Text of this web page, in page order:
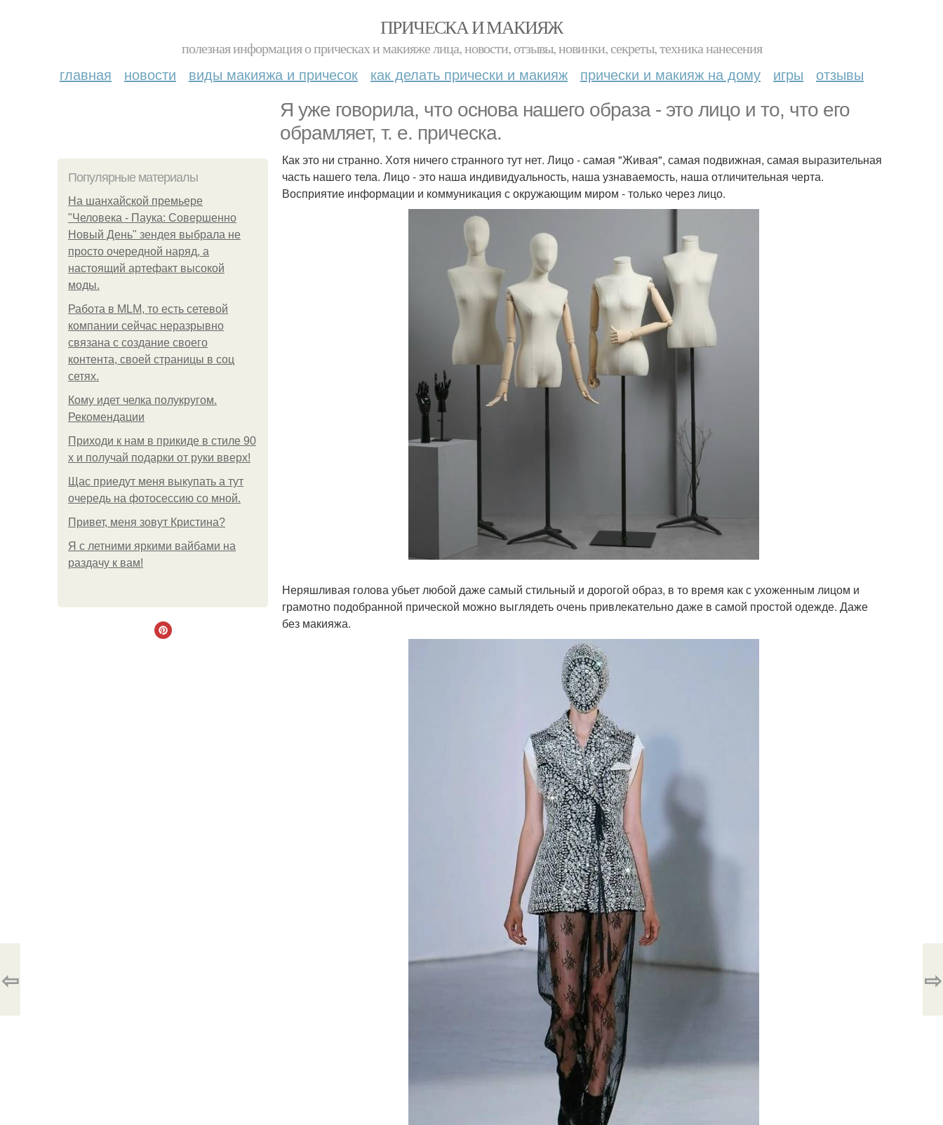
ПРИЧЕСКА И МАКИЯЖ
полезная информация о прическах и макияже лица, новости, отзывы, новинки, секреты, техника нанесения
главная новости виды макияжа и причесок как делать прически и макияж прически и макияж на дому игры отзывы
Я уже говорила, что основа нашего образа - это лицо и то, что его
обрамляет, т. е. прическа.
Популярные материалы
На шанхайской премьере
"Человека - Паука: Совершенно
Новый День" зендея выбрала не
просто очередной наряд, а
настоящий артефакт высокой
моды.
Работа в MLM, то есть сетевой
компании сейчас неразрывно
связана с создание своего
контента, своей страницы в соц
сетях.
Кому идет челка полукругом.
Рекомендации
Приходи к нам в прикиде в стиле 90
х и получай подарки от руки вверх!
Щас приедут меня выкупать а тут
очередь на фотосессию со мной.
Привет, меня зовут Кристина?
Я с летними яркими вайбами на
раздачу к вам!
Как это ни странно. Хотя ничего странного тут нет. Лицо - самая "Живая", самая подвижная, самая выразительная
часть нашего тела. Лицо - это наша индивидуальность, наша узнаваемость, наша отличительная черта.
Восприятие информации и коммуникация с окружающим миром - только через лицо.
Неряшливая голова убьет любой даже самый стильный и дорогой образ, в то время как с ухоженным лицом и
грамотно подобранной прической можно выглядеть очень привлекательно даже в самой простой одежде. Даже
без макияжа.
⇦ ⇨